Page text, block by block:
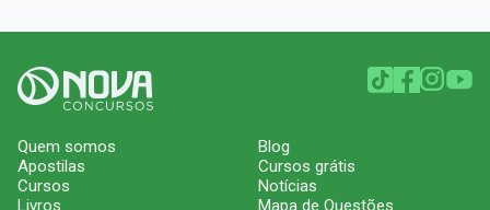
Quem somos
Apostilas
Cursos
Livros
Blog
Cursos grátis
Notícias
Mapa de Questões